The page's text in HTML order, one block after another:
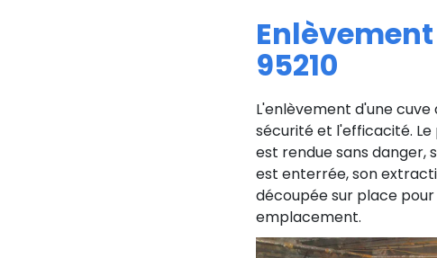
95210
L'enlèvement d'une
sécurité et l'efficacité. Le
est rendue sans danger,
est enterrée, son
découpée sur place
emplacement.